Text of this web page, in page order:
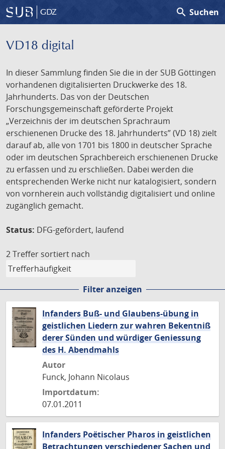
GDZ search Suchen
VD18 digital
In dieser Sammlung finden Sie die in der SUB Göttingen
vorhandenen digitalisierten Druckwerke des 18.
Jahrhunderts. Das von der Deutschen
Forschungsgemeinschaft geförderte Projekt
„Verzeichnis der im deutschen Sprachraum
erschienenen Drucke des 18. Jahrhunderts” (VD 18) zielt
darauf ab, alle von 1701 bis 1800 in deutscher Sprache
oder im deutschen Sprachbereich erschienenen Drucke
zu erfassen und zu erschließen. Dabei werden die
entsprechenden Werke nicht nur katalogisiert, sondern
von vornherein auch vollständig digitalisiert und online
zugänglich gemacht.
Status: DFG-gefördert, laufend
2 Treffer sortiert nach
Filter anzeigen
Infanders Buß- und Glaubens-übung in
geistlichen Liedern zur wahren Bekentniß
derer Sünden und würdiger Geniessung
des H. Abendmahls
Autor
Funck, Johann Nicolaus
Importdatum:
07.01.2011
Infanders Poëtischer Pharos in geistlichen
Betrachtungen verschiedener Sachen und